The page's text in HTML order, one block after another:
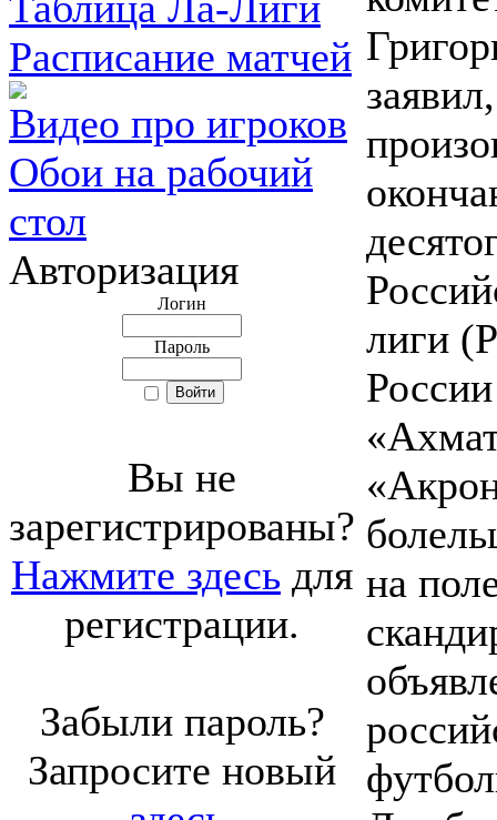
Расписание матчей
Видео про игроков
Обои на рабочий
стол
Авторизация
Логин
Пароль
Вы не
зарегистрированы?
Нажмите здесь для
регистрации.
Забыли пароль?
Запросите новый
лиги
на